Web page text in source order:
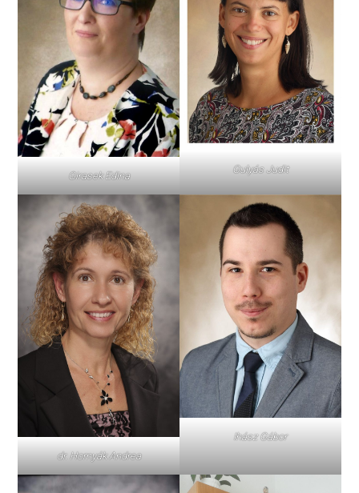
Girasek Edina Gulyás Judit
dr. Hornyák Andrea
Ihász Gábor